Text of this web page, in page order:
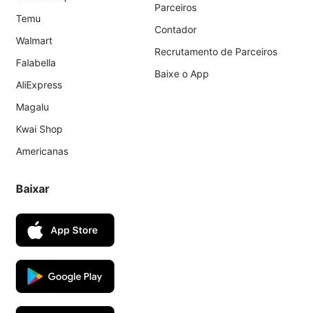
Temu
Walmart
Falabella
AliExpress
Magalu
Kwai Shop
Americanas
Parceiros
Contador
Recrutamento de Parceiros
Baixe o App
Baixar